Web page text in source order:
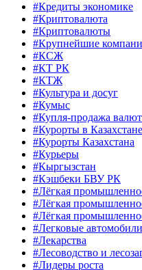
#Кредиты экономике
#Криптовалюта
#Криптовалюты
#Крупнейшие
#КСЖ
#КТ РК
#КТЖ
#Культура и досуг
#Кумыс
#Купля-продажа
#Курорты в Казахстане
#Курорты Казахстана
#Курьеры
#Кыргызстан
#Кэшбеки БВУ РК
#Лёгкая
#Лёгкая
#Лёгкая
#Легковые автомобили
#Лекарства
#Лесоводство и
#Лидеры роста